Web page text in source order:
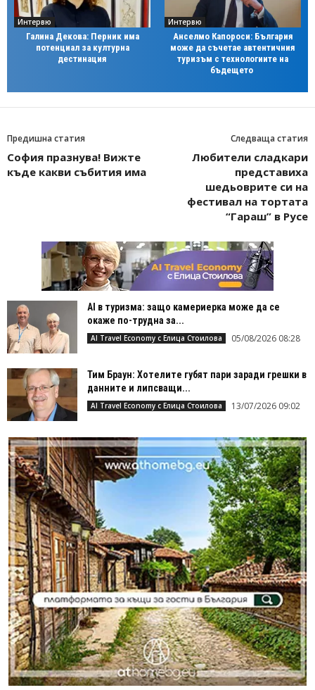
Интервю
Галина Декова: Перник има
потенциал за културна
дестинация
Интервю
Анселмо Капороси: България
може да съчетае автентичния
туризъм с технологиите на
бъдещето
Предишна статия
София празнува! Вижте
къде какви събития има
Следваща статия
Любители сладкари
представиха
шедьоврите си на
фестивал на тортата
“Гараш” в Русе
AI в туризма: защо камериерка може да се
окаже по-трудна за...
AI Travel Economy с Елица Стоилова 05/08/2026 08:28
Тим Браун: Хотелите губят пари заради грешки в
данните и липсващи...
AI Travel Economy с Елица Стоилова 13/07/2026 09:02